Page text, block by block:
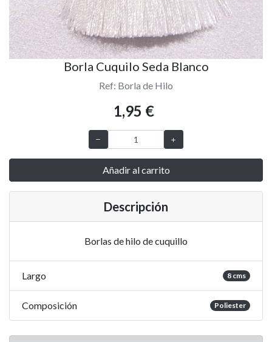
Borla Cuquilo Seda Blanco
Ref: Borla de Hilo
1,95 €
Añadir al carrito
Descripción
Borlas de hilo de cuquillo
Largo 8 cms
Composición Poliester